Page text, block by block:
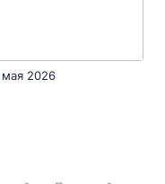
мая 2026